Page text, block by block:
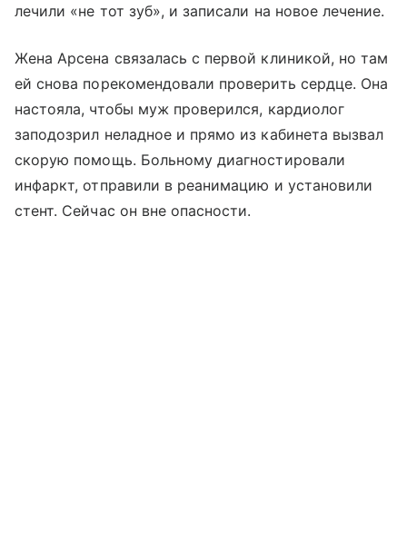
лечили «не тот зуб», и записали на новое лечение.
Жена Арсена связалась с первой клиникой, но там
ей снова порекомендовали проверить сердце. Она
настояла, чтобы муж проверился, кардиолог
заподозрил неладное и прямо из кабинета вызвал
скорую помощь. Больному диагностировали
инфаркт, отправили в реанимацию и установили
стент. Сейчас он вне опасности.